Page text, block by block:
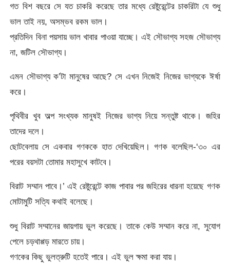
গত বিশ বছরে সে যত চাকরি করেছে তার মধ্যে রেষ্টুরেন্টের চাকরিটা যে শুধু
ভাল তাই নয়, অসম্ভব রকম ভাল।
প্রতিদিন বিনা পয়সায় ভাল খাবার পাওয়া যাচ্ছে। এই সৌভাগ্য সহজ সৌভাগ্য
না, জটিল সৌভাগ্য।
এমন সৌভাগ্য ক’টা মানুষের আছে? সে এখন নিজেই নিজের ভাগ্যকে ঈর্ষা
করে।
পৃথিবীর খুব অল্প সংখ্যক মানুষই নিজের ভাগ্য নিয়ে সন্তুষ্ট থাকে। জহির
তাদের দলে।
ছোটবেলায় সে একবার গণককে হাত দেখিয়েছিল। গণক বলেছিল-‘৩০ এর
পরের বয়সটা তোমার মহাসুখে কাটবে।
বিরাট সম্মান পাবে।’ এই রেষ্টুরেন্টে কাজ পাবার পর জহিরের ধারনা হয়েছে গণক
মোটামুটি সত্যি কথাই বলেছে।
শুধু বিরাট সম্মানের জায়গায় ভুল করেছে। তাকে কেউ সম্মান করে না, সুযোগ
পেলে চড়থাপ্পড় মারতে চায়।
গণকের কিছু ভুলত্রুটি হতেই পারে। এই ভুল ক্ষমা করা যায়।